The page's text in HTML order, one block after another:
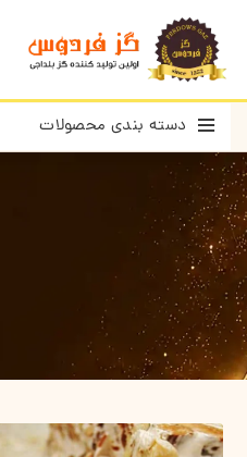
دسته بندی محصولات